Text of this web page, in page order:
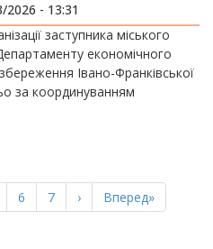
- 13:31
заступника міського
економічного
Івано-Франківської
за координуванням
Page
6 Page
7
Наступна
сторінка
›
Остання
сторінка
Вперед»